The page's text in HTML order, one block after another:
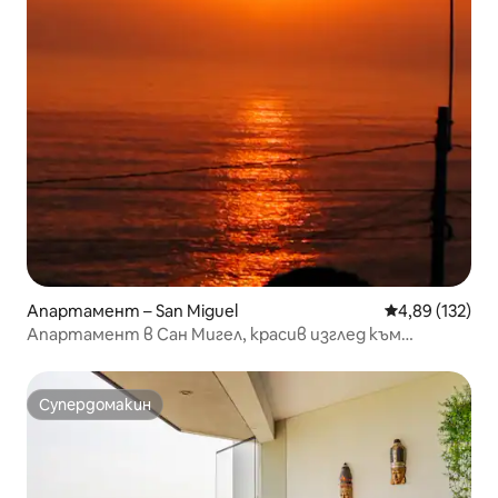
Апартамент – San Miguel Средна
4,89 (132)
Апартамент в Сан Мигел, красив изглед към
Супердомакин
Супердомакин